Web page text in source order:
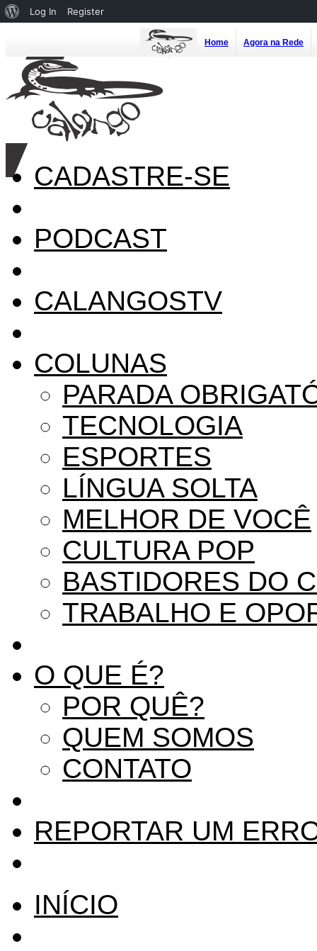
Home Agora na Rede
CADASTRE-SE
PODCAST
CALANGOSTV
COLUNAS
PARADA
TECNOLOGIA
ESPORTES
LÍNGUA SOLTA
MELHOR DE VOCÊ
CULTURA POP
BASTIDORES DO
TRABALHO E
O QUE É?
POR QUÊ?
QUEM SOMOS
CONTATO
REPORTAR UM
INÍCIO
About
Log In Register